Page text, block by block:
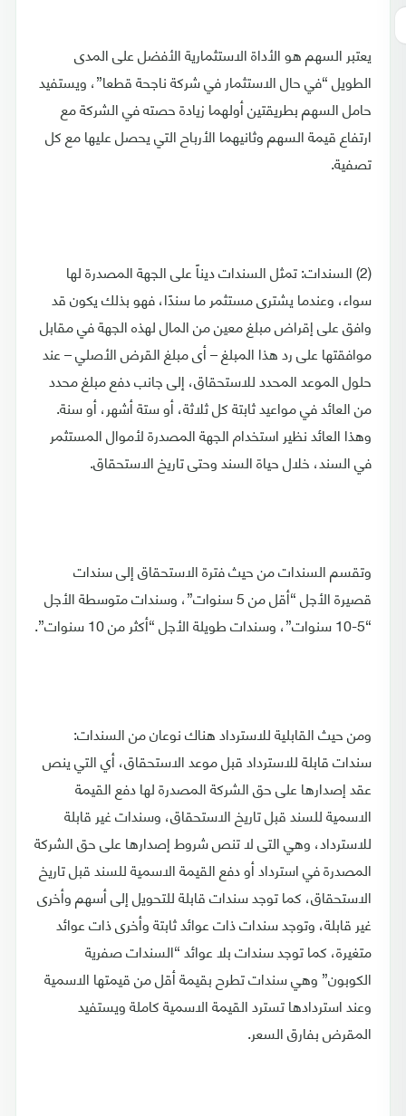
يعتبر السهم هو الأداة الاستثمارية الأفضل على المدى
الطويل “في حال الاستثمار في شركة ناجحة قطعا”، ويستفيد
حامل السهم بطريقتين أولهما زيادة حصته في الشركة مع
ارتفاع قيمة السهم وثانيهما الأرباح التي يحصل عليها مع كل
تصفية.
(2) السندات: تمثل السندات ديناً على الجهة المصدرة لها
سواء، وعندما يشترى مستثمر ما سندًا، فهو بذلك يكون قد
وافق على إقراض مبلغ معين من المال لهذه الجهة في مقابل
موافقتها على رد هذا المبلغ – أى مبلغ القرض الأصلي – عند
حلول الموعد المحدد للاستحقاق، إلى جانب دفع مبلغ محدد
من العائد في مواعيد ثابتة كل ثلاثة، أو ستة أشهر، أو سنة.
وهذا العائد نظير استخدام الجهة المصدرة لأموال المستثمر
في السند، خلال حياة السند وحتى تاريخ الاستحقاق.
وتقسم السندات من حيث فترة الاستحقاق إلى سندات
قصيرة الأجل “أقل من 5 سنوات”، وسندات متوسطة الأجل
“5-10 سنوات”، وسندات طويلة الأجل “أكثر من 10 سنوات”.
ومن حيث القابلية للاسترداد هناك نوعان من السندات:
سندات قابلة للاسترداد قبل موعد الاستحقاق، أي التي ينص
عقد إصدارها على حق الشركة المصدرة لها دفع القيمة
الاسمية للسند قبل تاريخ الاستحقاق، وسندات غير قابلة
للاسترداد، وهي التى لا تنص شروط إصدارها على حق الشركة
المصدرة في استرداد أو دفع القيمة الاسمية للسند قبل تاريخ
الاستحقاق، كما توجد سندات قابلة للتحويل إلى أسهم وأخرى
غير قابلة، وتوجد سندات ذات عوائد ثابتة وأخرى ذات عوائد
متغيرة، كما توجد سندات بلا عوائد “السندات صفرية
الكوبون” وهي سندات تطرح بقيمة أقل من قيمتها الاسمية
وعند استردادها تسترد القيمة الاسمية كاملة ويستفيد
المقرض بفارق السعر.